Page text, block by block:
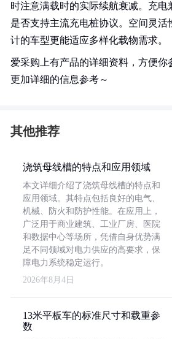
时注意满载时的实际续航衰减。充电
是否支持主流充电桩协议。空间灵活
计的车型更能适应多样化载物需求。
爱采购上有产品的详细资料，方便你
更加详细的信息参考～
其他推荐
浇筑母线槽的特点和应用领域
本文详细介绍了浇筑母线槽的特点和
应用领域。其特点包括良好的电气、
机械、防火和防护性能。在应用上，
广泛用于商业建筑、工业厂房、医院
和数据中心等场所，凭借自身优势满
足不同领域对电力供应的高要求，保
障电力系统稳定运行。
2026年8月4日
13米平板车的标准尺寸和载重参
数